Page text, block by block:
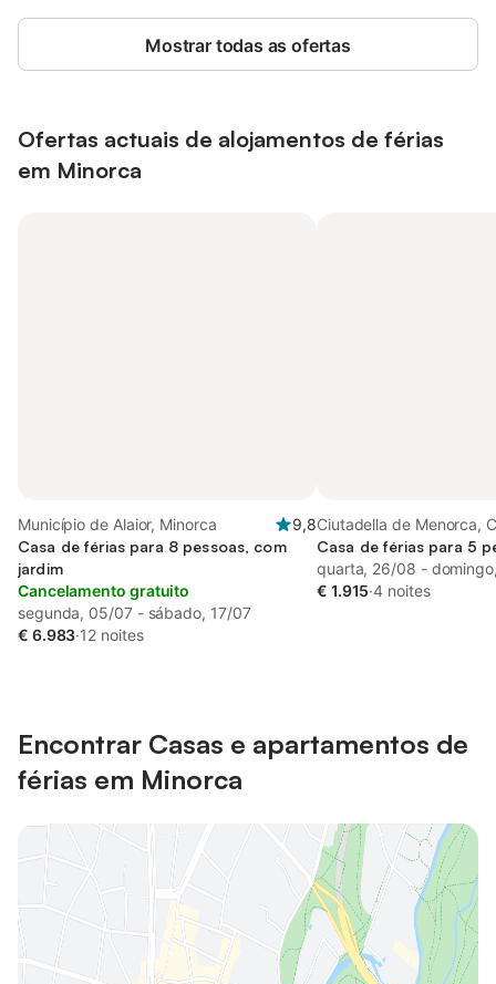
Mostrar todas as ofertas
Ofertas actuais de alojamentos de férias
em Minorca
Município de Alaior, Minorca
9,8
Casa de férias para 8 pessoas, com
jardim
Cancelamento gratuito
segunda, 05/07 - sábado, 17/07
€ 6.983·12 noites
Ciutadella de Menorca,
Menorca
Casa de férias para 5
quarta, 26/08 -
€ 1.915·4 noites
Encontrar Casas e apartamentos de
férias em Minorca